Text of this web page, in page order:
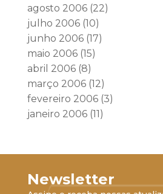
agosto 2006(22)
julho 2006(10)
junho 2006(17)
maio 2006(15)
abril 2006(8)
março 2006(12)
fevereiro 2006(3)
janeiro 2006(11)
Newsletter